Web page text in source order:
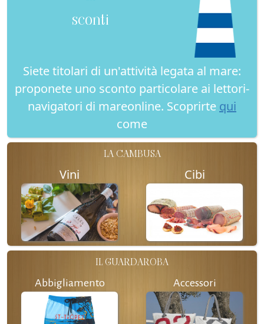
sconti
Siete titolari di un'attività legata al mare:
proponete uno sconto particolare ai lettori-
navigatori di mareonline. Scoprirte qui
come
LA CAMBUSA
Vini Cibi
IL GUARDAROBA
Abbigliamento Accessori